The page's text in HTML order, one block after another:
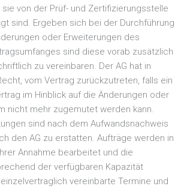
von der Prüf- und Zertifizierungsstelle
sind. Ergeben sich bei der Durchführung
oder Erweiterungen des
sind diese vorab zusätzlich
zu vereinbaren. Der AG hat in
vom Vertrag zurückzutreten, falls ein
im Hinblick auf die Änderungen oder
nicht mehr zugemutet werden kann.
sind nach dem Aufwandsnachweis
den AG zu erstatten. Aufträge werden in
Annahme bearbeitet und die
der verfügbaren Kapazität
vereinbarte Termine und